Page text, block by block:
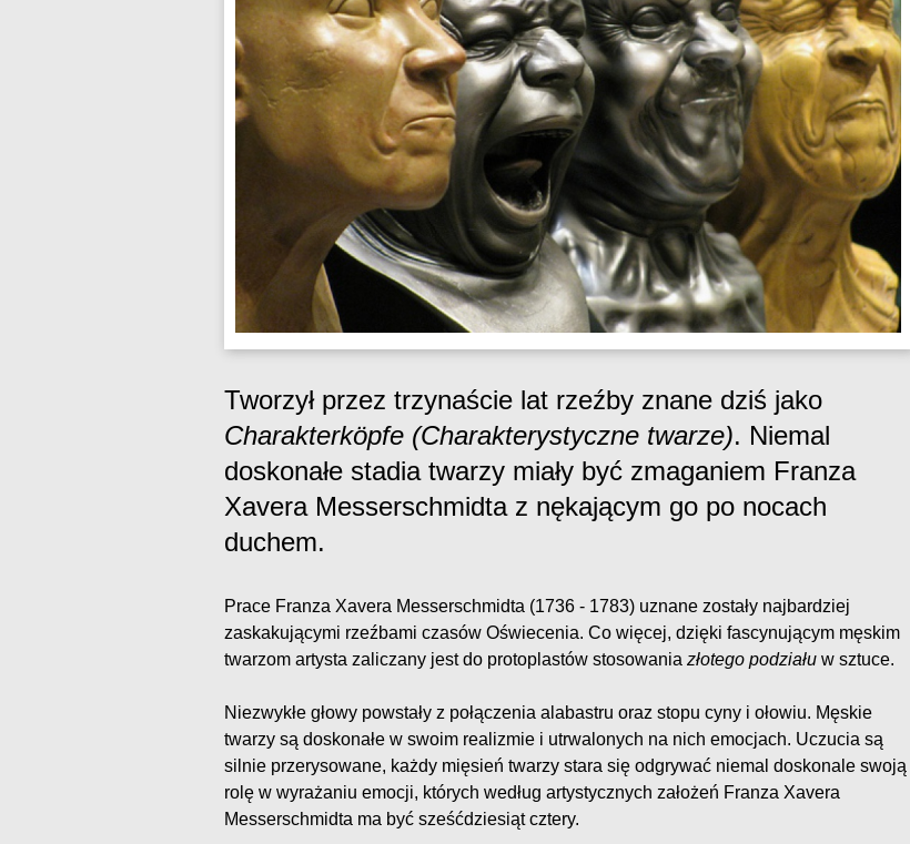
Tworzył przez trzynaście lat rzeźby znane dziś jako
Charakterköpfe (Charakterystyczne twarze). Niemal
doskonałe stadia twarzy miały być zmaganiem Franza
Xavera Messerschmidta z nękającym go po nocach
duchem.
Prace Franza Xavera Messerschmidta (1736 - 1783) uznane zostały najbardziej
zaskakującymi rzeźbami czasów Oświecenia. Co więcej, dzięki fascynującym męskim
twarzom artysta zaliczany jest do protoplastów stosowania złotego podziału w sztuce.
Niezwykłe głowy powstały z połączenia alabastru oraz stopu cyny i ołowiu. Męskie
twarzy są doskonałe w swoim realizmie i utrwalonych na nich emocjach. Uczucia są
silnie przerysowane, każdy mięsień twarzy stara się odgrywać niemal doskonale swoją
rolę w wyrażaniu emocji, których według artystycznych założeń Franza Xavera
Messerschmidta ma być sześćdziesiąt cztery.